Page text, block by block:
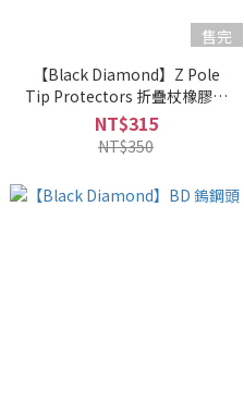
售完
【Black Diamond】Z Pole
Tip Protectors 折疊杖橡膠杖
尖
NT$315
NT$350